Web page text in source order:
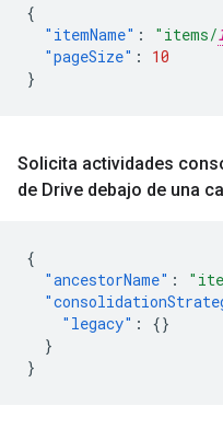
{
"itemName" : "items/
"pageSize" :
10
}
Solicita actividades
de Drive debajo de una
{
"ancestorName" :
"legacy" :
{}
}
}